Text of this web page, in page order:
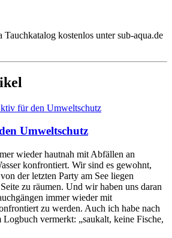
Tauchkatalog kostenlos unter sub-aqua.de
Umweltschutz
wieder hautnah mit Abfällen an
konfrontiert. Wir sind es gewohnt,
der letzten Party am See liegen
zu räumen. Und wir haben uns daran
immer wieder mit
zu werden. Auch ich habe nach
Logbuch vermerkt: „saukalt, keine Fische,